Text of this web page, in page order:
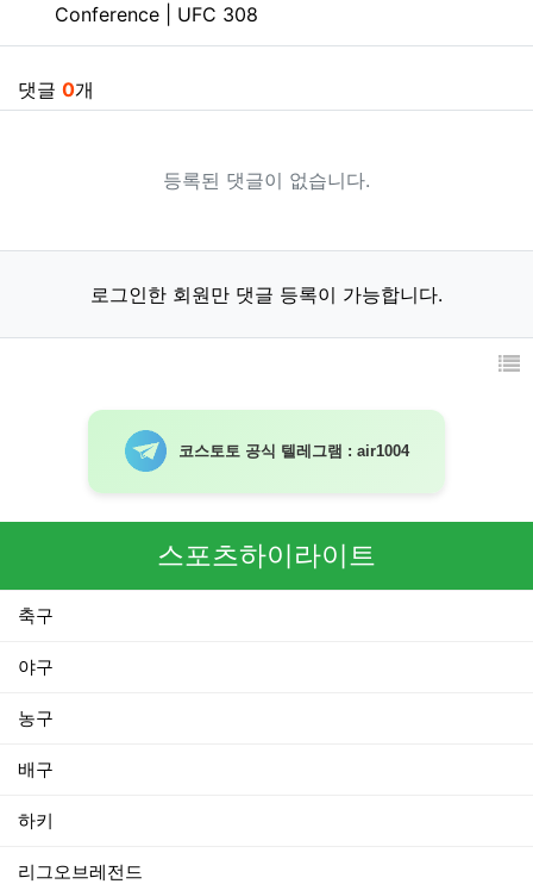
Conference | UFC 308
댓글 0개
등록된 댓글이 없습니다.
로그인한 회원만 댓글 등록이 가능합니다.
코스토토 공식 텔레그램 : air1004
스포츠하이라이트
축구
야구
농구
배구
하키
리그오브레전드